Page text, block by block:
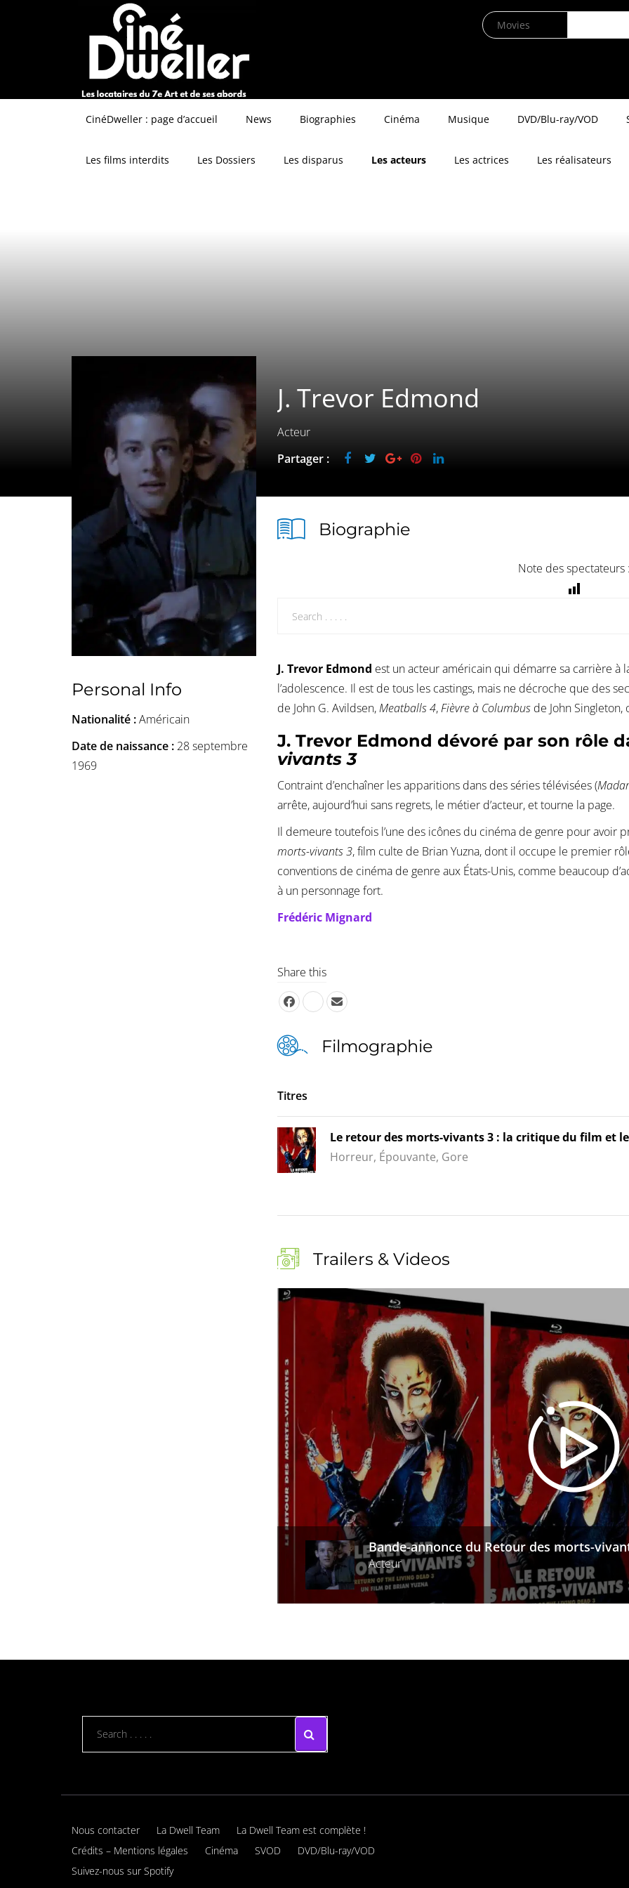
CinéDweller : page d’accueil News Biographies Cinéma Musique DVD/Blu-ray/VOD
Les films interdits Les Dossiers Les disparus Les acteurs Les actrices Les réalisateurs
J. Trevor Edmond
Acteur
Partager :
Personal Info
Nationalité :Américain
Date de naissance : 28 septembre
1969
Biographie
Note des spectateurs
J. Trevor Edmond est un acteur américain qui démarre sa carrière à
l’adolescence. Il est de tous les castings, mais ne décroche que des
de John G. Avildsen,Meatballs 4,Fièvre à Columbus de John Singleton,
J. Trevor Edmond dévoré par son rôle
vivants 3
Contraint d’enchaîner les apparitions dans des séries télévisées (
arrête, aujourd’hui sans regrets, le métier d’acteur, et tourne la page.
Il demeure toutefois l’une des icônes du cinéma de genre pour avoir
morts-vivants 3, film culte de Brian Yuzna, dont il occupe le premier
conventions de cinéma de genre aux États-Unis, comme beaucoup
à un personnage fort.
Frédéric Mignard
Share this
Filmographie
Titres
Le retour des morts-vivants 3 : la critique du film et
Horreur, Épouvante, Gore
Trailers & Videos
Bande-annonce du Retour des morts-
Acteur
Nous contacter La Dwell Team
La Dwell Team est complète !
Crédits – Mentions légales
Cinéma SVOD
DVD/Blu-ray/VOD
Suivez-nous sur Spotify